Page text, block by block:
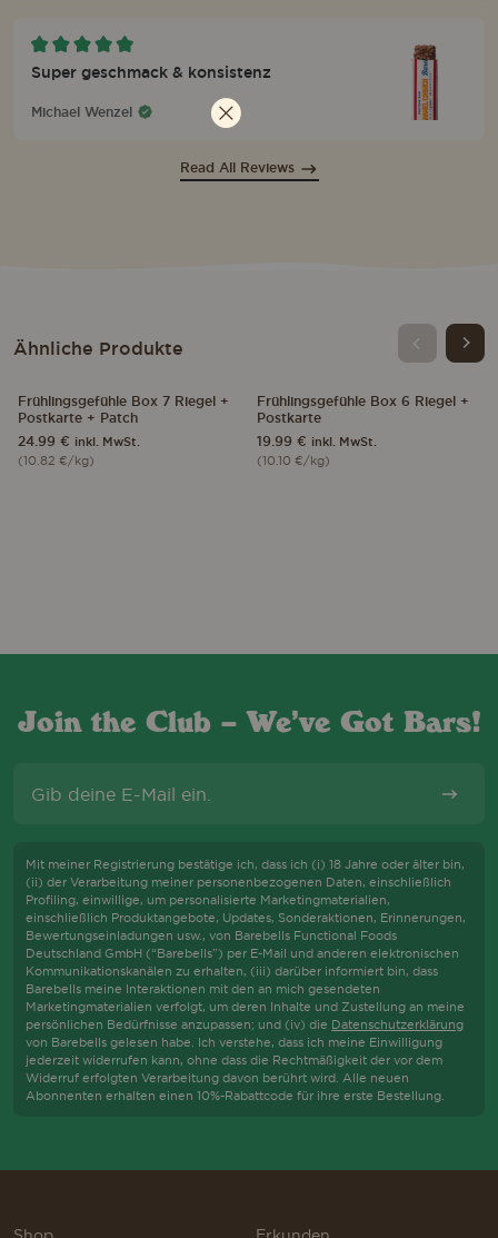
Super geschmack & konsistenz
Michael Wenzel
Read All Reviews
Ähnliche Produkte
7-PACK NEU!
Frühlingsgefühle Box 7 Riegel +
Postkarte + Patch
24.99 € inkl. MwSt.
(10.82 €/kg)
6-PACK NEU!
Frühlingsgefühle Box 6 Riegel +
Postkarte
19.99 € inkl. MwSt.
(10.10 €/kg)
Join the Club – We’ve Got Bars!
Mit meiner Registrierung bestätige ich, dass ich (i) 18 Jahre oder älter bin,
(ii) der Verarbeitung meiner personenbezogenen Daten, einschließlich
Profiling, einwillige, um personalisierte Marketingmaterialien,
einschließlich Produktangebote, Updates, Sonderaktionen, Erinnerungen,
Bewertungseinladungen usw., von Barebells Functional Foods
Deutschland GmbH (“Barebells”) per E-Mail und anderen elektronischen
Kommunikationskanälen zu erhalten, (iii) darüber informiert bin, dass
Barebells meine Interaktionen mit den an mich gesendeten
Marketingmaterialien verfolgt, um deren Inhalte und Zustellung an meine
persönlichen Bedürfnisse anzupassen; und (iv) die Datenschutzerklärung
von Barebells gelesen habe. Ich verstehe, dass ich meine Einwilligung
jederzeit widerrufen kann, ohne dass die Rechtmäßigkeit der vor dem
Widerruf erfolgten Verarbeitung davon berührt wird. Alle neuen
Abonnenten erhalten einen 10%-Rabattcode für ihre erste Bestellung.
DIE WCAG-RICHTLINIEN EINHALTEN UND UNTERSTÜTZENDE
to
load
due
to
trackers
to
setup
add
this
content
to
the
list
of
technologies
used.